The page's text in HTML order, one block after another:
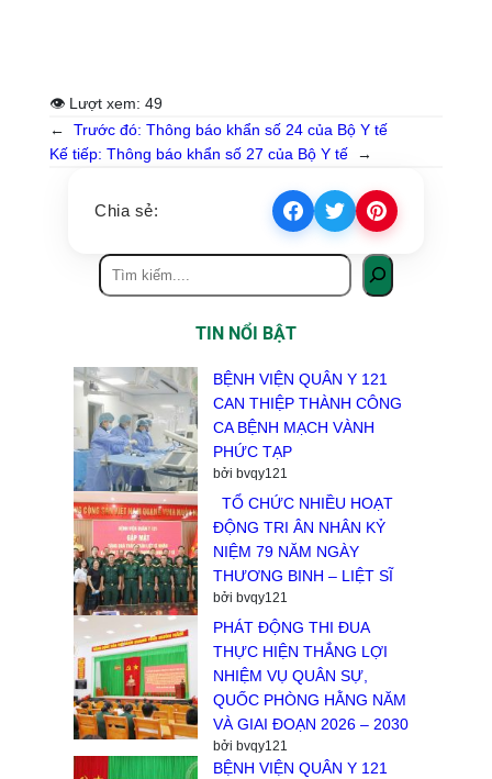
👁 Lượt xem: 49
←
Trước đó: Thông báo khẩn số 24 của Bộ Y tế
Kế tiếp: Thông báo khẩn số 27 của Bộ Y tế →
Chia sẻ:
TIN NỔI BẬT
BỆNH VIỆN QUÂN Y 121
CAN THIỆP THÀNH CÔNG
CA BỆNH MẠCH VÀNH
PHỨC TẠP
bởi bvqy121
TỔ CHỨC NHIỀU HOẠT
ĐỘNG TRI ÂN NHÂN KỶ
NIỆM 79 NĂM NGÀY
THƯƠNG BINH – LIỆT SĨ
bởi bvqy121
PHÁT ĐỘNG THI ĐUA
THỰC HIỆN THẮNG LỢI
NHIỆM VỤ QUÂN SỰ,
QUỐC PHÒNG HẰNG NĂM
VÀ GIAI ĐOẠN 2026 – 2030
bởi bvqy121
BỆNH VIỆN QUÂN Y 121